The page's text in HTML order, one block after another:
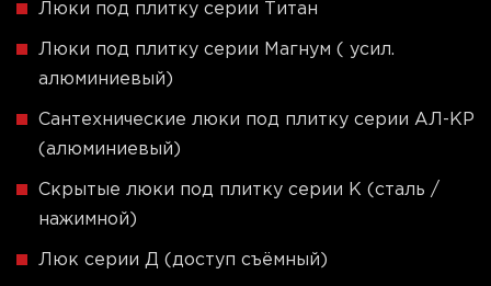
Люки под плитку серии Титан
Люки под плитку серии Магнум ( усил.
алюминиевый)
Сантехнические люки под плитку серии АЛ-КР
(алюминиевый)
Скрытые люки под плитку серии K (сталь /
нажимной)
Люк серии Д (доступ съёмный)